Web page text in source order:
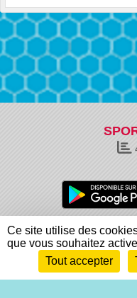
Charte cookies
Informations légales
Envie de participer ?
Ce site utilise des
que vous souhaitez
Tout accepter